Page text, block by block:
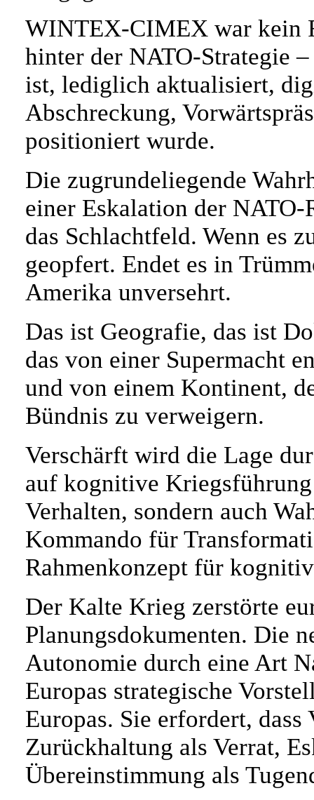
WINTEX-CIMEX war kein
hinter der NATO-Strategie
ist, lediglich aktualisiert,
Abschreckung,
positioniert wurde.
Die zugrundeliegende
einer Eskalation der
das Schlachtfeld. Wenn es
geopfert. Endet es in
Amerika unversehrt.
Das ist Geografie, das ist
das von einer Supermacht
und von einem Kontinent,
Bündnis zu verweigern.
Verschärft wird die Lage
auf kognitive
Verhalten, sondern auch
Kommando für
Rahmenkonzept für
Der Kalte Krieg zerstörte
Planungsdokumenten. Die
Autonomie durch eine Art
Europas strategische
Europas. Sie erfordert, dass
Zurückhaltung als Verrat,
Übereinstimmung als